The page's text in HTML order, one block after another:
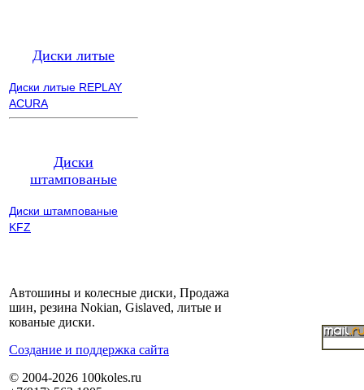
Диски литые
Диски литые REPLAY
ACURA
Диски
штампованые
Диски штампованые
KFZ
Автошины и колесные диски, Продажа
шин, резина Nokian, Gislaved, литые и
кованые диски.
Cоздание и поддержка сайта
© 2004-2026 100koles.ru